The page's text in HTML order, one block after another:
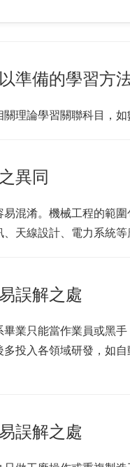
準備的學習方
理論學習關聯科目，
異同
易混淆。機械工程的範
天線設計、電力系統等
誤解之處
業只能當作業員或黑手
投入各領域研發，如
誤解之處